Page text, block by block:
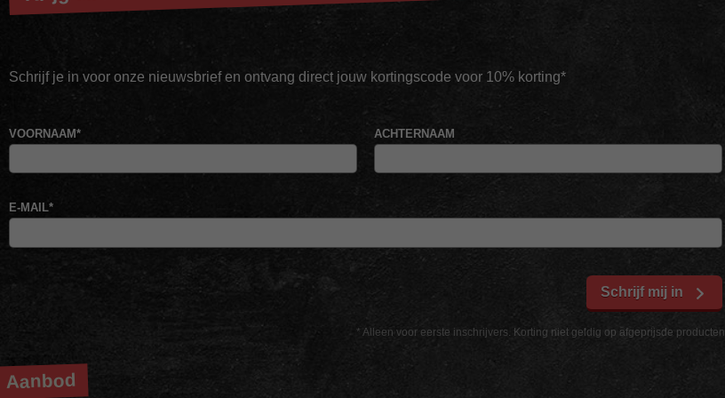
Schrijf je in voor onze nieuwsbrief en ontvang direct jouw kortingscode voor 10% korting*
* Alleen voor eerste inschrijvers. Korting niet geldig op afgeprijsde producten
VOORNAAM* ACHTERNAAM
E-MAIL*
Schrijf mij in
Aanbod